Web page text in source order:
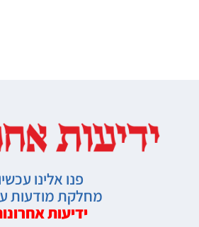
פנו אלינו
מחלקת מודעות
ידיעות